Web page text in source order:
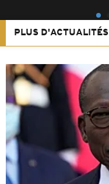
PLUS D'ACTUALITÉS